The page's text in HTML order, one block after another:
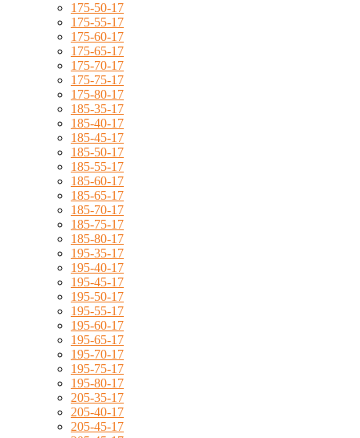
175-50-17
175-55-17
175-60-17
175-65-17
175-70-17
175-75-17
175-80-17
185-35-17
185-40-17
185-45-17
185-50-17
185-55-17
185-60-17
185-65-17
185-70-17
185-75-17
185-80-17
195-35-17
195-40-17
195-45-17
195-50-17
195-55-17
195-60-17
195-65-17
195-70-17
195-75-17
195-80-17
205-35-17
205-40-17
205-45-17